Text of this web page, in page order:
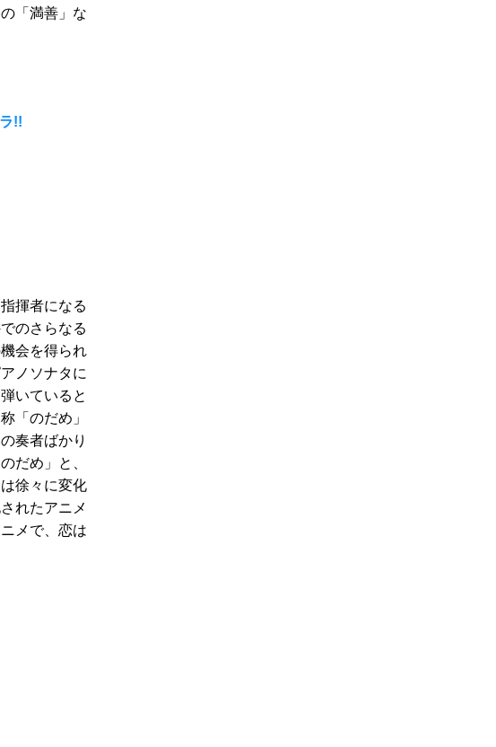
「満善」な
!!
揮者になる
のさらなる
会を得られ
ノソナタに
いていると
「のだめ」
奏者ばかり
だめ」と、
徐々に変化
れたアニメ
メで、恋は